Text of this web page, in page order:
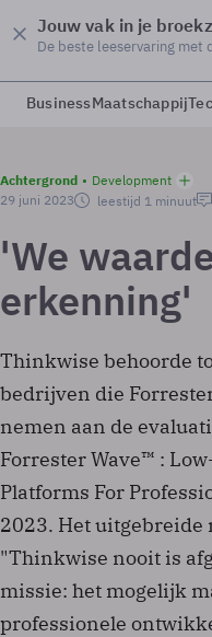
Jouw vak in je
De beste leeservaring met
BusinessMaatschappij
Achtergrond
Development
29 juni 2023
leestijd 1 minuut
'We
erkenning'
Thinkwise behoorde
bedrijven die
nemen aan de
Forrester Wave™ :
Platforms For
2023. Het uitgebreide
"Thinkwise nooit is
missie: het mogelijk
professionele